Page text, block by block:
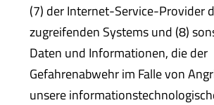
(7) der Internet-Service-Provider
zugreifenden Systems und (8)
Daten und Informationen, die der
Gefahrenabwehr im Falle von
unsere